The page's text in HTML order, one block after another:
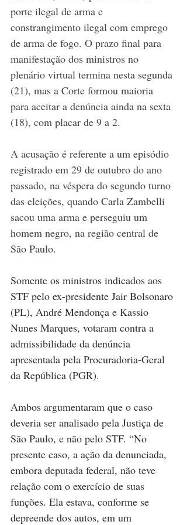
porte ilegal de arma e
constrangimento ilegal com emprego
de arma de fogo. O prazo final para
manifestação dos ministros no
plenário virtual termina nesta segunda
(21), mas a Corte formou maioria
para aceitar a denúncia ainda na sexta
(18), com placar de 9 a 2.
A acusação é referente a um episódio
registrado em 29 de outubro do ano
passado, na véspera do segundo turno
das eleições, quando Carla Zambelli
sacou uma arma e perseguiu um
homem negro, na região central de
São Paulo.
Somente os ministros indicados aos
STF pelo ex-presidente Jair Bolsonaro
(PL), André Mendonça e Kassio
Nunes Marques, votaram contra a
admissibilidade da denúncia
apresentada pela Procuradoria-Geral
da República (PGR).
Ambos argumentaram que o caso
deveria ser analisado pela Justiça de
São Paulo, e não pelo STF. “No
presente caso, a ação da denunciada,
embora deputada federal, não teve
relação com o exercício de suas
funções. Ela estava, conforme se
depreende dos autos, em um